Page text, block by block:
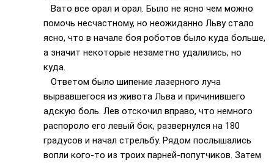
Вато все орал и орал. Было не ясно чем можно
помочь несчастному, но неожиданно Льву стало
ясно, что в начале боя роботов было куда больше,
а значит некоторые незаметно удалились, но
куда.
Ответом было шипение лазерного луча
вырвавшегося из живота Льва и причинившего
адскую боль. Лев отскочил вправо, что немного
распороло его левый бок, развернулся на 180
градусов и начал стрельбу. Рядом послышались
вопли кого-то из троих парней-попутчиков. Затем